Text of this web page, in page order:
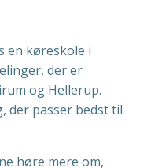
en køreskole i
der er
og Hellerup.
der passer bedst til
høre mere om,